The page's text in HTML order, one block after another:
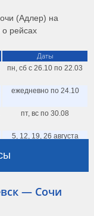
(Адлер) на
рейсах
Даты
пн, сб с 26.10 по 22.03
ежедневно по 24.10
пт, вс по 30.08
5, 12, 19, 26 августа
по 31.08
— Сочи